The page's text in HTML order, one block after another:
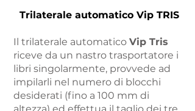
Trilaterale automatico Vip TRIS
Il trilaterale automatico Vip Tris
riceve da un nastro trasportatore i
libri singolarmente, provvede ad
impilarli nel numero di blocchi
desiderati (fino a 100 mm di